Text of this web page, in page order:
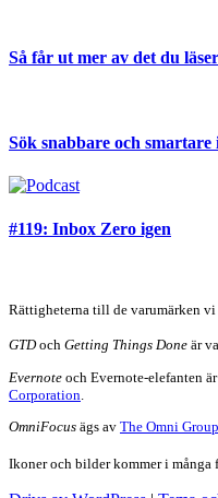
Så får ut mer av det du läser
Sök snabbare och smartare
#119: Inbox Zero igen
Rättigheterna till de varumärken vi
GTDoch Getting Things Done är
Evernote och Evernote-elefanten
Corporation
OmniFocus ägs av The Omni Group
Ikoner och bilder kommer i många